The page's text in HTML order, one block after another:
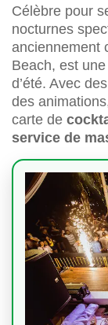
Célèbre pour
nocturnes
anciennement
Beach, est
d’été. Avec
des
carte de
service de